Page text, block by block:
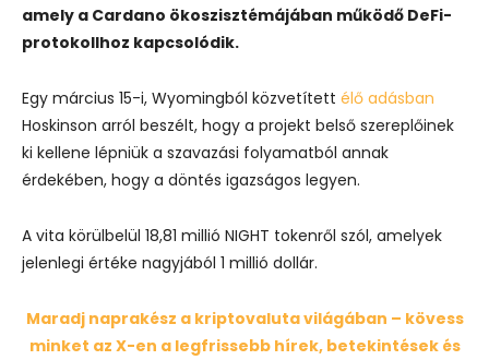
amely a Cardano ökoszisztémájában működő DeFi-
protokollhoz kapcsolódik.
Egy március 15-i, Wyomingból közvetített élő adásban
Hoskinson arról beszélt, hogy a projekt belső szereplőinek
ki kellene lépniük a szavazási folyamatból annak
érdekében, hogy a döntés igazságos legyen.
A vita körülbelül 18,81 millió NIGHT tokenről szól, amelyek
jelenlegi értéke nagyjából 1 millió dollár.
Maradj naprakész a kriptovaluta világában – kövess
minket az X-en a legfrissebb hírek, betekintések és